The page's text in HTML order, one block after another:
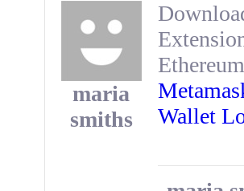
maria
smiths
Wallet